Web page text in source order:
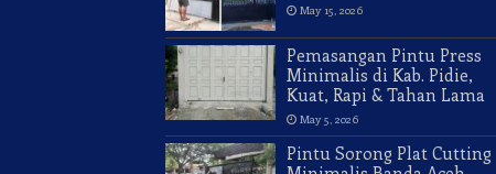
May 15, 2026
Pemasangan Pintu Press
Minimalis di Kab. Pidie,
Kuat, Rapi & Tahan Lama
May 5, 2026
Pintu Sorong Plat Cutting